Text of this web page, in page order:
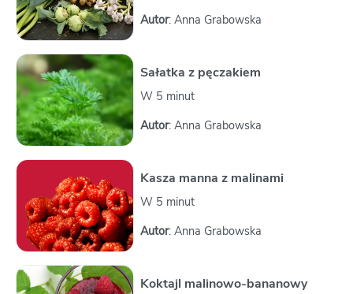
Autor: Anna Grabowska
Sałatka z pęczakiem
W 5 minut
Autor: Anna Grabowska
Kasza manna z malinami
W 5 minut
Autor: Anna Grabowska
Koktajl malinowo-bananowy